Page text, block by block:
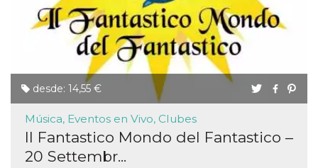
desde: 14,55 €
Música, Eventos en Vivo, Clubes
Il Fantastico Mondo del Fantastico –
20 Settembr...